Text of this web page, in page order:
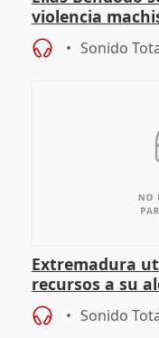
violencia
Sonido
Extremadura
recursos a su
más menores
Sonido